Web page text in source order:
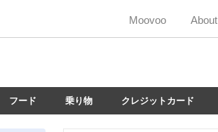
Moovoo About
フード 乗り物 クレジットカード